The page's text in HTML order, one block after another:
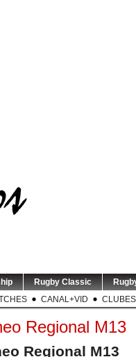
Rugby Classic
CANAL+VID CLUBES
Regional M13
Regional M13